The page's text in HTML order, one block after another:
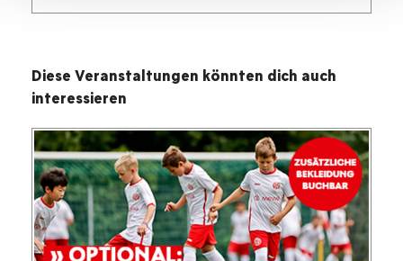
Diese Veranstaltungen könnten dich auch
interessieren